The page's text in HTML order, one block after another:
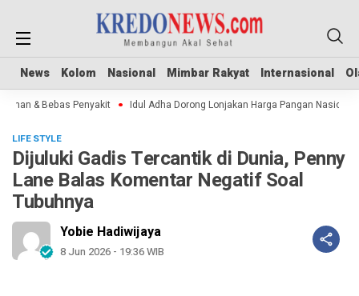
News Kolom Nasional Mimbar Rakyat Internasional
News Kolom Nasional Mimbar Rakyat Internasional
& Bebas Penyakit Idul Adha Dorong Lonjakan Harga Pangan Nasional
LIFE STYLE
Dijuluki Gadis Tercantik di Dunia, Penny
Lane Balas Komentar Negatif Soal
Tubuhnya
Yobie Hadiwijaya
8 Jun 2026 - 19:36 WIB